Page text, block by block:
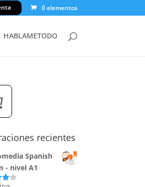
0 elementos
HABLAMETODO
recientes
Spanish
- nivel A1